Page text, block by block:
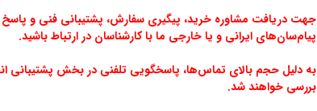
جهت دریافت مشاوره خرید، پیگیری سفارش، پشتیبانی فنی و
پیام‌سان‌های ایرانی و یا خارجی ما با کارشناسان در ارتباط باشید.
به دلیل حجم بالای تماس‌ها، پاسخگویی تلفنی در بخش
بررسی خواهند شد.